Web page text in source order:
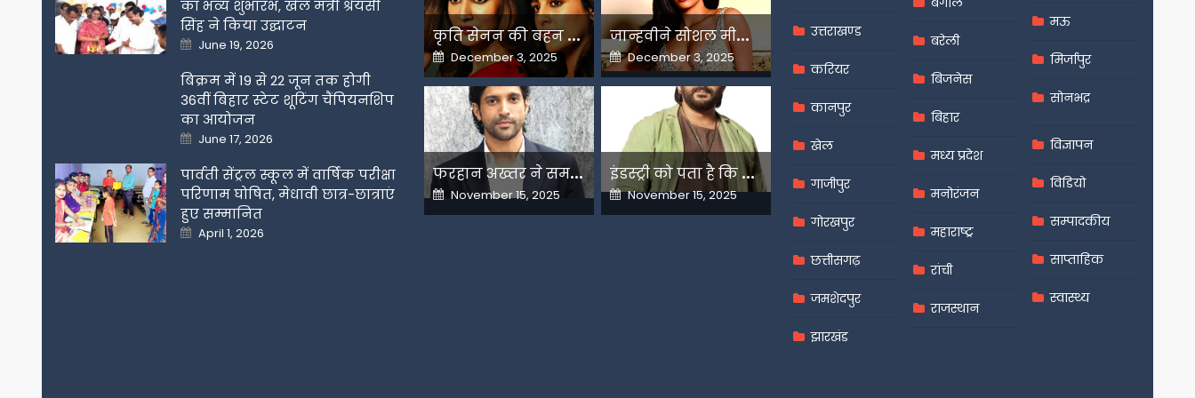
का भव्य शुभारंभ, खेल मंत्री श्रेयसी
सिंह ने किया उद्घाटन
Posted
on
June 19, 2026
बिक्रम में 19 से 22 जून तक होगी
36वीं बिहार स्टेट शूटिंग चैंपियनशिप
का आयोजन
Posted
on
June 17, 2026
पार्वती सेंट्रल स्कूल में वार्षिक परीक्षा
परिणाम घोषित, मेधावी छात्र-छात्राएं
हुए सम्मानित
Posted
on
April 1, 2026
क
ृति सेनन की बहन नूपुर अगले महीने करेंगी डेस्टिनेशन मैरिज
Posted
on
December 3, 2025
ज
ान्हवीने सोशल मीडियापर उठाये सवाल
Posted
on
December 3, 2025
फ
रहान अख्तर ने समझाया देशभक्ति और अंधभक्ति का फर्क
Posted
on
November 15, 2025
इ
ंडस्ट्री को पता है कि मैं कहीं नहीं जाने वाला-अरशद वारसी
Posted
on
November 15, 2025
उत्तराखण्ड
करियर
कानपुर
खेल
गाजीपुर
गोरखपुर
छत्तीसगढ़
जमशेदपुर
झारखंड
बरेली
बिजनेस
बिहार
मध्य प्रदेश
मनोरंजन
महाराष्ट्र
रांची
राजस्थान
मऊ
मिर्जापुर
सोनभद्र
विज्ञापन
विडियो
सम्पादकीय
साप्ताहिक
स्वास्थ्य